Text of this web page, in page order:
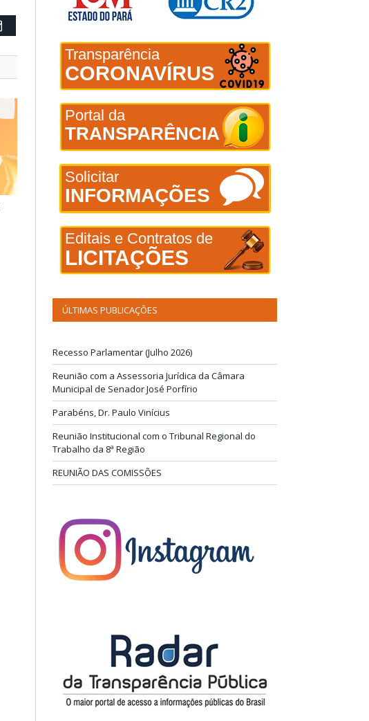
Email
Transparência
CORONAVÍRUS
Portal da
TRANSPARÊNCIA
Solicitar
INFORMAÇÕES
Editais e Contratos de
LICITAÇÕES
ÚLTIMAS PUBLICAÇÕES
Recesso Parlamentar (Julho 2026)
Reunião com a Assessoria Jurídica da Câmara
Municipal de Senador José Porfírio
Parabéns, Dr. Paulo Vinícius
Reunião Institucional com o Tribunal Regional do
Trabalho da 8ª Região
REUNIÃO DAS COMISSÕES